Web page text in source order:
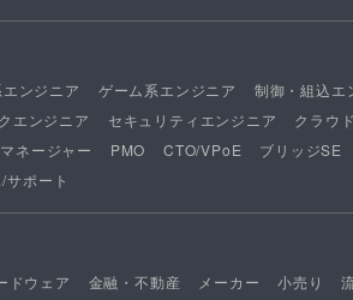
ンジニア ゲーム系エンジニア 制御・組込エ
エンジニア セキュリティエンジニア クラウ
ネージャー PMO CTO/VPoE ブリッジSE
サポート
ドウェア 金融・不動産 メーカー 小売り